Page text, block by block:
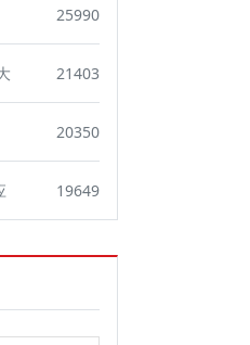
25990
21403
20350
19649